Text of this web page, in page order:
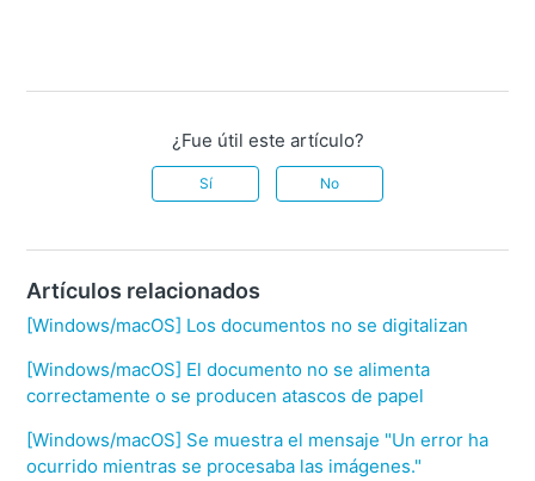
¿Fue útil este artículo?
Sí No
Artículos relacionados
[Windows/macOS] Los documentos no se digitalizan
[Windows/macOS] El documento no se alimenta
correctamente o se producen atascos de papel
[Windows/macOS] Se muestra el mensaje "Un error ha
ocurrido mientras se procesaba las imágenes."